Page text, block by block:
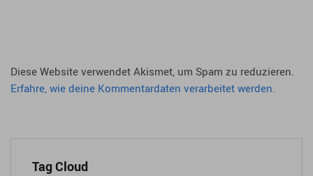
Diese Website verwendet Akismet, um Spam zu reduzieren.
Erfahre, wie deine Kommentardaten verarbeitet werden.
Tag Cloud